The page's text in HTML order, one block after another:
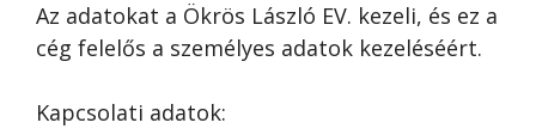
Az adatokat a Ökrös László EV. kezeli, és ez a
cég felelős a személyes adatok kezeléséért.
Kapcsolati adatok: